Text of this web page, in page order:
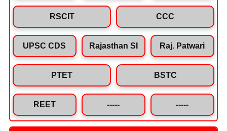
RSCIT CCC
UPSC CDS Rajasthan SI Raj. Patwari
PTET BSTC
REET ----- -----